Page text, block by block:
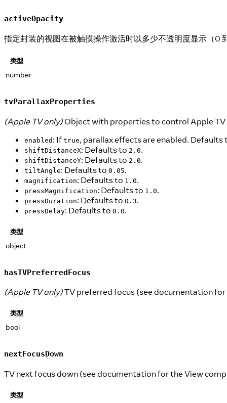
activeOpacity
指定封装的视图在被触摸操作激活时以多少不透明度显示（0
类型
number
tvParallaxProperties
(Apple TV only) Object with properties to control Apple
enabled : If true, parallax effects are enabled. Defaults
shiftDistanceX: Defaults to 2.0.
shiftDistanceY: Defaults to 2.0.
tiltAngle: Defaults to 0.05.
magnification: Defaults to 1.0.
pressMagnification: Defaults to 1.0.
pressDuration: Defaults to 0.3.
pressDelay: Defaults to 0.0.
类型
object
hasTVPreferredFocus
(Apple TV only)TV preferred focus (see documentation
类型
bool
nextFocusDown
TV next focus down (see documentation for the View
类型